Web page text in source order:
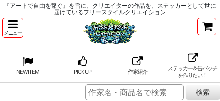
『アートで自由を繋ぐ』を旨に、クリエイターの作品を、ステッカーとして世に
届けているフリースタイルクリエイション
メニュー
NEW ITEM PICK UP 作家紹介
ステッカー＆缶バッチ
を作りたい！